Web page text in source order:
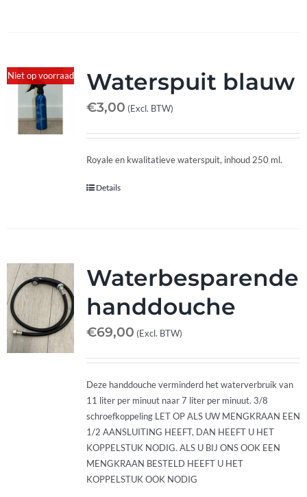
Niet op voorraad Waterspuit blauw
€3,00 (Excl. BTW)
Royale en kwalitatieve waterspuit, inhoud 250 ml.
Details
Waterbesparende
handdouche
€69,00 (Excl. BTW)
Deze handdouche verminderd het waterverbruik van
11 liter per minuut naar 7 liter per minuut. 3/8
schroefkoppeling LET OP ALS UW MENGKRAAN EEN
1/2 AANSLUITING HEEFT, DAN HEEFT U HET
KOPPELSTUK NODIG. ALS U BIJ ONS OOK EEN
MENGKRAAN BESTELD HEEFT U HET
KOPPELSTUK OOK NODIG